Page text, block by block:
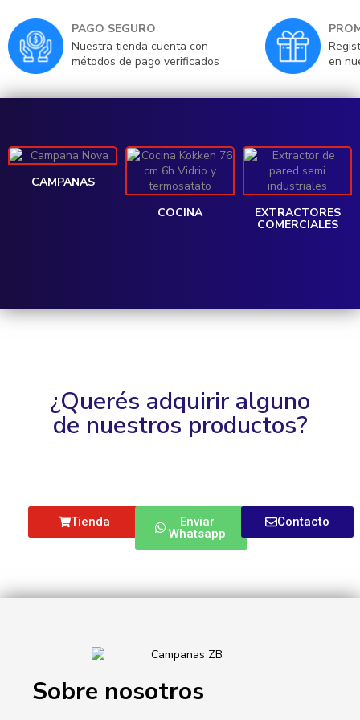
PAGO SEGURO
Nuestra tienda cuenta con
métodos de pago verificados
en
CAMPANAS
COCINA
EXTRACTORES
COMERCIALES
¿Querés adquirir alguno
de nuestros productos?
Tienda
Enviar
Whatsapp
Contacto
Sobre nosotros